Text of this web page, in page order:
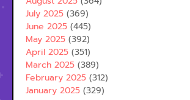
July 2025 (369)
June 2025 (445)
May 2025 (392)
April 2025 (351)
March 2025 (389)
February 2025 (312)
January 2025 (329)